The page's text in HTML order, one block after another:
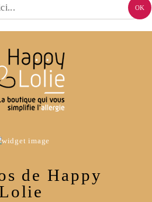
OK
de Happy